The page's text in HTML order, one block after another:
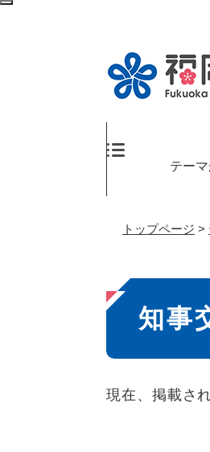
ペ
テー
トップページ >
本
文
知事
現在、掲載さ